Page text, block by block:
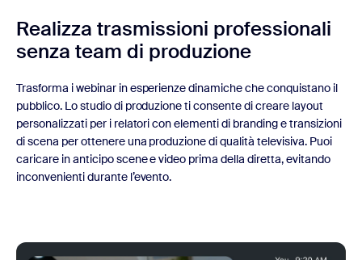
Realizza trasmissioni professionali
senza team di produzione
Trasforma i webinar in esperienze dinamiche che conquistano il
pubblico. Lo studio di produzione ti consente di creare layout
personalizzati per i relatori con elementi di branding e transizioni
di scena per ottenere una produzione di qualità televisiva. Puoi
caricare in anticipo scene e video prima della diretta, evitando
inconvenienti durante l’evento.